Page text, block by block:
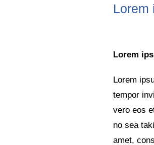
Lorem
Lorem
Lorem
tempor
vero eos
no sea
amet,